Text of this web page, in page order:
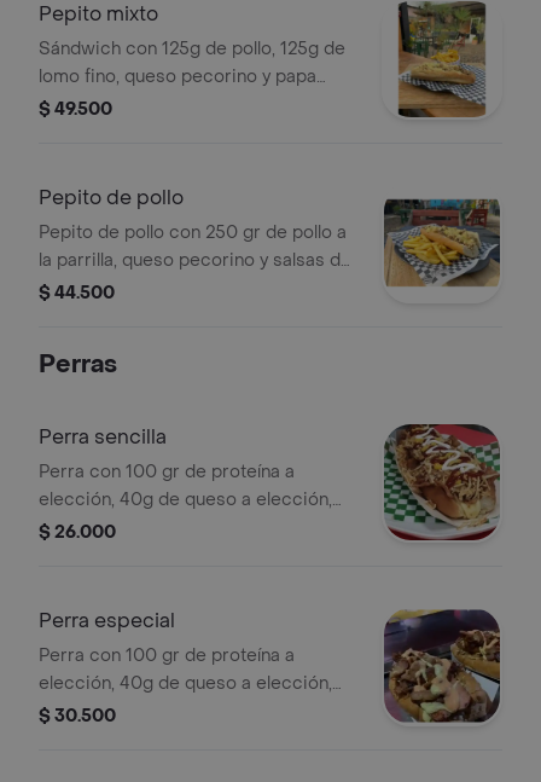
Pepito mixto
Sándwich con 125g de pollo, 125g de
lomo fino, queso pecorino y papa
francesa.
$ 49.500
Pepito de pollo
Pepito de pollo con 250 gr de pollo a
la parrilla, queso pecorino y salsas de
la casa, servido en 1/2 pan baguette.
$ 44.500
Perras
Perra sencilla
Perra con 100 gr de proteína a
elección, 40g de queso a elección,
huevo de codorniz, salsa de tomate,
$ 26.000
Perra especial
Perra con 100 gr de proteína a
elección, 40g de queso a elección,
100gr de tocineta, rodajas de plátano
$ 30.500